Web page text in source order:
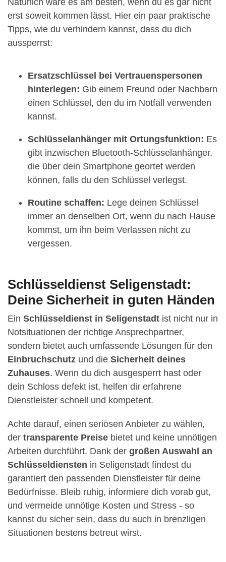
erst soweit kommen lässt. Hier ein paar praktische
Tipps, wie du verhindern kannst, dass du dich
aussperrst:
Ersatzschlüssel bei Vertrauenspersonen
hinterlegen: Gib einem Freund oder Nachbarn
einen Schlüssel, den du im Notfall verwenden
kannst.
Schlüsselanhänger mit Ortungsfunktion: Es
gibt inzwischen Bluetooth-Schlüsselanhänger,
die über dein Smartphone geortet werden
können, falls du den Schlüssel verlegst.
Routine schaffen: Lege deinen Schlüssel
immer an denselben Ort, wenn du nach Hause
kommst, um ihn beim Verlassen nicht zu
vergessen.
Schlüsseldienst Seligenstadt:
Deine Sicherheit in guten Händen
Ein Schlüsseldienst in Seligenstadt ist nicht nur in
Notsituationen der richtige Ansprechpartner,
sondern bietet auch umfassende Lösungen für den
Einbruchschutz und die Sicherheit deines
Zuhauses. Wenn du dich ausgesperrt hast oder
dein Schloss defekt ist, helfen dir erfahrene
Dienstleister schnell und kompetent.
Achte darauf, einen seriösen Anbieter zu wählen,
der transparente Preise bietet und keine unnötigen
Arbeiten durchführt. Dank der großen Auswahl an
Schlüsseldiensten in Seligenstadt findest du
garantiert den passenden Dienstleister für deine
Bedürfnisse. Bleib ruhig, informiere dich vorab gut,
und vermeide unnötige Kosten und Stress - so
kannst du sicher sein, dass du auch in brenzligen
Situationen bestens betreut wirst.